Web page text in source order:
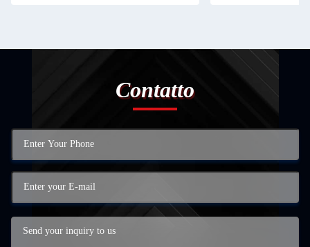
Contatto